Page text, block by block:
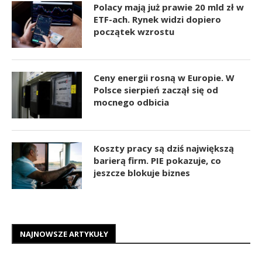
Polacy mają już prawie 20 mld zł w
ETF-ach. Rynek widzi dopiero
początek wzrostu
Ceny energii rosną w Europie. W
Polsce sierpień zaczął się od
mocnego odbicia
Koszty pracy są dziś największą
barierą firm. PIE pokazuje, co
jeszcze blokuje biznes
NAJNOWSZE ARTYKUŁY